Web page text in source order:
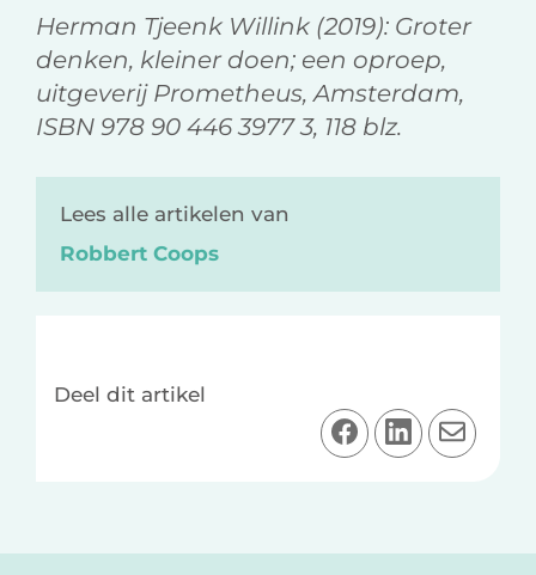
Herman Tjeenk Willink (2019): Groter
denken, kleiner doen; een oproep,
uitgeverij Prometheus, Amsterdam,
ISBN 978 90 446 3977 3, 118 blz.
Lees alle artikelen van
Robbert Coops
Deel dit artikel
D
e
o
D
e
o
D
e
v